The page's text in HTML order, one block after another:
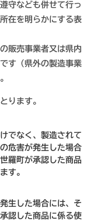
守なども併せて行っ
在を明らかにする表
販売事業者又は県内
す（県外の製造事業
ります。
でなく、製造されて
危害が発生した場合
羅町が承認した商品
す。
生した場合には、そ
認した商品に係る使